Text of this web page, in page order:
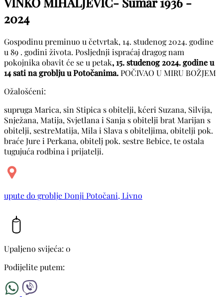
2024
Gospodinu preminuo u četvrtak, 14. studenog 2024. godine
u 89 . godini života. Posljednji ispraćaj dragog nam
pokojnika obavit će se u petak, 15. studenog 2024. godine u
14 sati na groblju u Potočanima.POČIVAO U MIRU BOŽJEM
Ožalošćeni:
supruga Marica, sin Stipica s obitelji, kćeri Suzana, Silvija,
Snježana, Matija, Svjetlana i Sanja s obitelji brat Marijan s
obitelji, sestreMatija, Mila i Slava s obiteljima, obitelji pok.
braće Jure i Perkana, obitelj pok. sestre Bebice, te ostala
tugujuća rodbina i prijatelji.
upute do groblje Donji Potočani, Livno
Upaljeno svijeća: 0
Podijelite putem: